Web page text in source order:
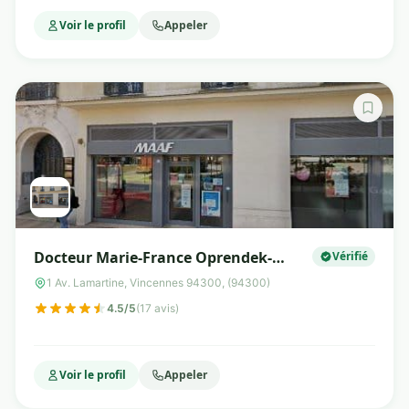
Voir le profil Appeler
Docteur Marie-France Oprendek-
Roudey
Vérifié
1 Av. Lamartine, Vincennes 94300, (94300)
4.5/5(17 avis)
Voir le profil Appeler